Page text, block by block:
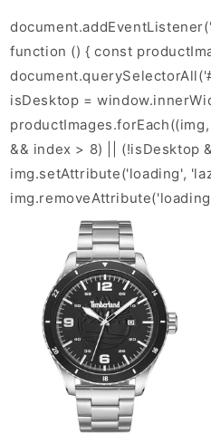
function () { const
isDesktop =
&& index > 8) || (!isDesktop
img.setAttribute('loading',